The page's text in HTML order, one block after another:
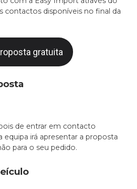
contactos disponíveis no final da
gratuita
de entrar em contacto
equipa irá apresentar a proposta
para o seu pedido.